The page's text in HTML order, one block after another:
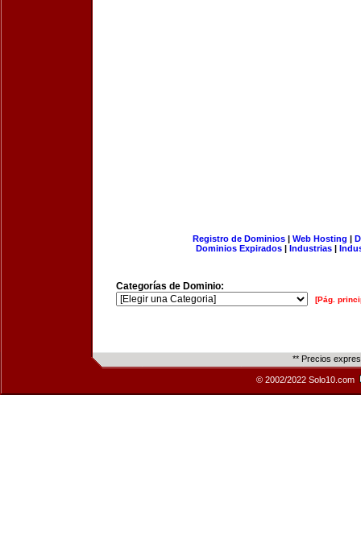
Registro de Dominios| Web Hosting |
Dominios Expirados | Industrias |
Categorías de Dominio:
[Pág.
** Precios
© 2002/2022 Solo10.com